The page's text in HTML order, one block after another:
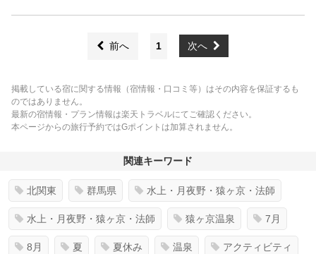
前へ 1 次へ
掲載している宿に関する情報（宿情報・口コミ等）はその内容を保証するも
のではありません。
最新の宿情報・プラン情報は楽天トラベルにてご確認ください。
本ページからの旅行予約ではGポイントは加算されません。
関連キーワード
北関東 群馬県 水上・月夜野・猿ヶ京・法師
水上・月夜野・猿ヶ京・法師 猿ヶ京温泉 7月
8月 夏 夏休み 温泉 アクティビティ